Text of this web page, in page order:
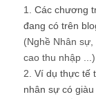
1. Các chương
đang có trên
(Nghề Nhân
cao thu nhập ...)
2. Ví dụ thực tế
nhân sự có